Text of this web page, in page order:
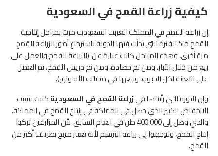
كيفية زراعة القمح في السعودية
إن زراعة القمح في المملكة العربية السعودية مرت بمراحل إنتاجية
للقمح منذ الفترة التي بدأت فيها الدولة باسترجاع أمور الزراعة للقمح
مرة أخرى، وهذه المراحل كانت عبارة عن: (الزراعة للقمح والعمل على
ريع من خلال الآبار، ومن ثم حصاده، ومن ثم دريس القمح، ثم العمل
على التعبئة لكل الحبوب، وبيعها في مختلف الأسواق).
وإن الثورة التي رأيناها فيزراعة القمح في السعوديةكانت بسبب
الانخفاض الكبير الذي حصل في المملكة في إنتاج القمح في المملكة،
والذي وصل إلى 400.000 طن في العام السابق، لأن المزارعين تركوا
إنتاج القمح، وتوجهوا إلى زراعة البرسيم لأنه يعتبر مربح بطريقة أكبر من
القمح.